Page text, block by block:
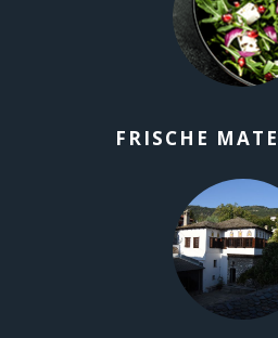
FRISCHE